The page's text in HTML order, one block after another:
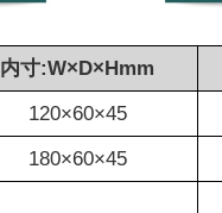
内寸:W×D×Hmm
120×60×45
180×60×45